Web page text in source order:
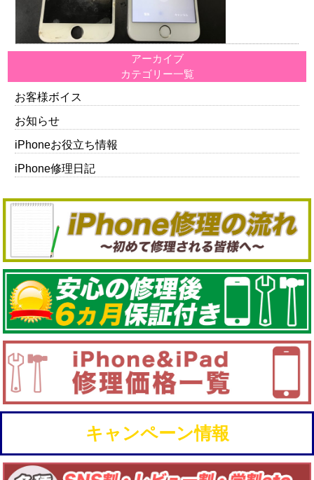
アーカイブ
カテゴリー一覧
お客様ボイス
お知らせ
iPhoneお役立ち情報
iPhone修理日記
キャンペーン情報